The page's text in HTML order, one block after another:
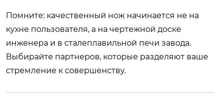
Помните: качественный нож начинается не на
кухне пользователя, а на чертежной доске
инженера и в сталеплавильной печи завода.
Выбирайте партнеров, которые разделяют ваше
стремление к совершенству.